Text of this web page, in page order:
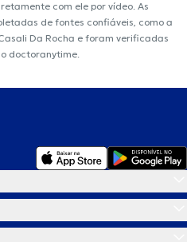
com ele por vídeo. As
de fontes confiáveis, como a
Da Rocha e foram verificadas
doctoranytime.